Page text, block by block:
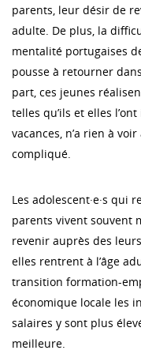
parents, leur désir de
adulte. De plus, la
mentalité portugaises
pousse à retourner
part, ces jeunes
telles qu’ils et elles
vacances, n’a rien à
compliqué.
Les adolescent·e·s qui
parents vivent souvent
revenir auprès des
elles rentrent à l’âge
transition formation-
économique locale les
salaires y sont plus
meilleure.